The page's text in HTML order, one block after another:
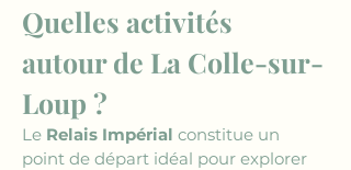
Quelles activités
autour de La Colle-sur-
Loup ?
Le Relais Impérial constitue un
point de départ idéal pour explorer